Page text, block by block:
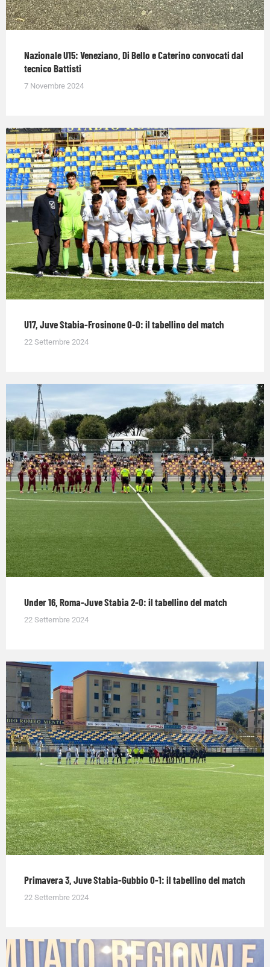
Nazionale U15: Veneziano, Di Bello e Caterino convocati dal
tecnico Battisti
7 Novembre 2024
U17, Juve Stabia-Frosinone 0-0: il tabellino del match
22 Settembre 2024
Under 16, Roma-Juve Stabia 2-0: il tabellino del match
22 Settembre 2024
Primavera 3, Juve Stabia-Gubbio 0-1: il tabellino del match
22 Settembre 2024